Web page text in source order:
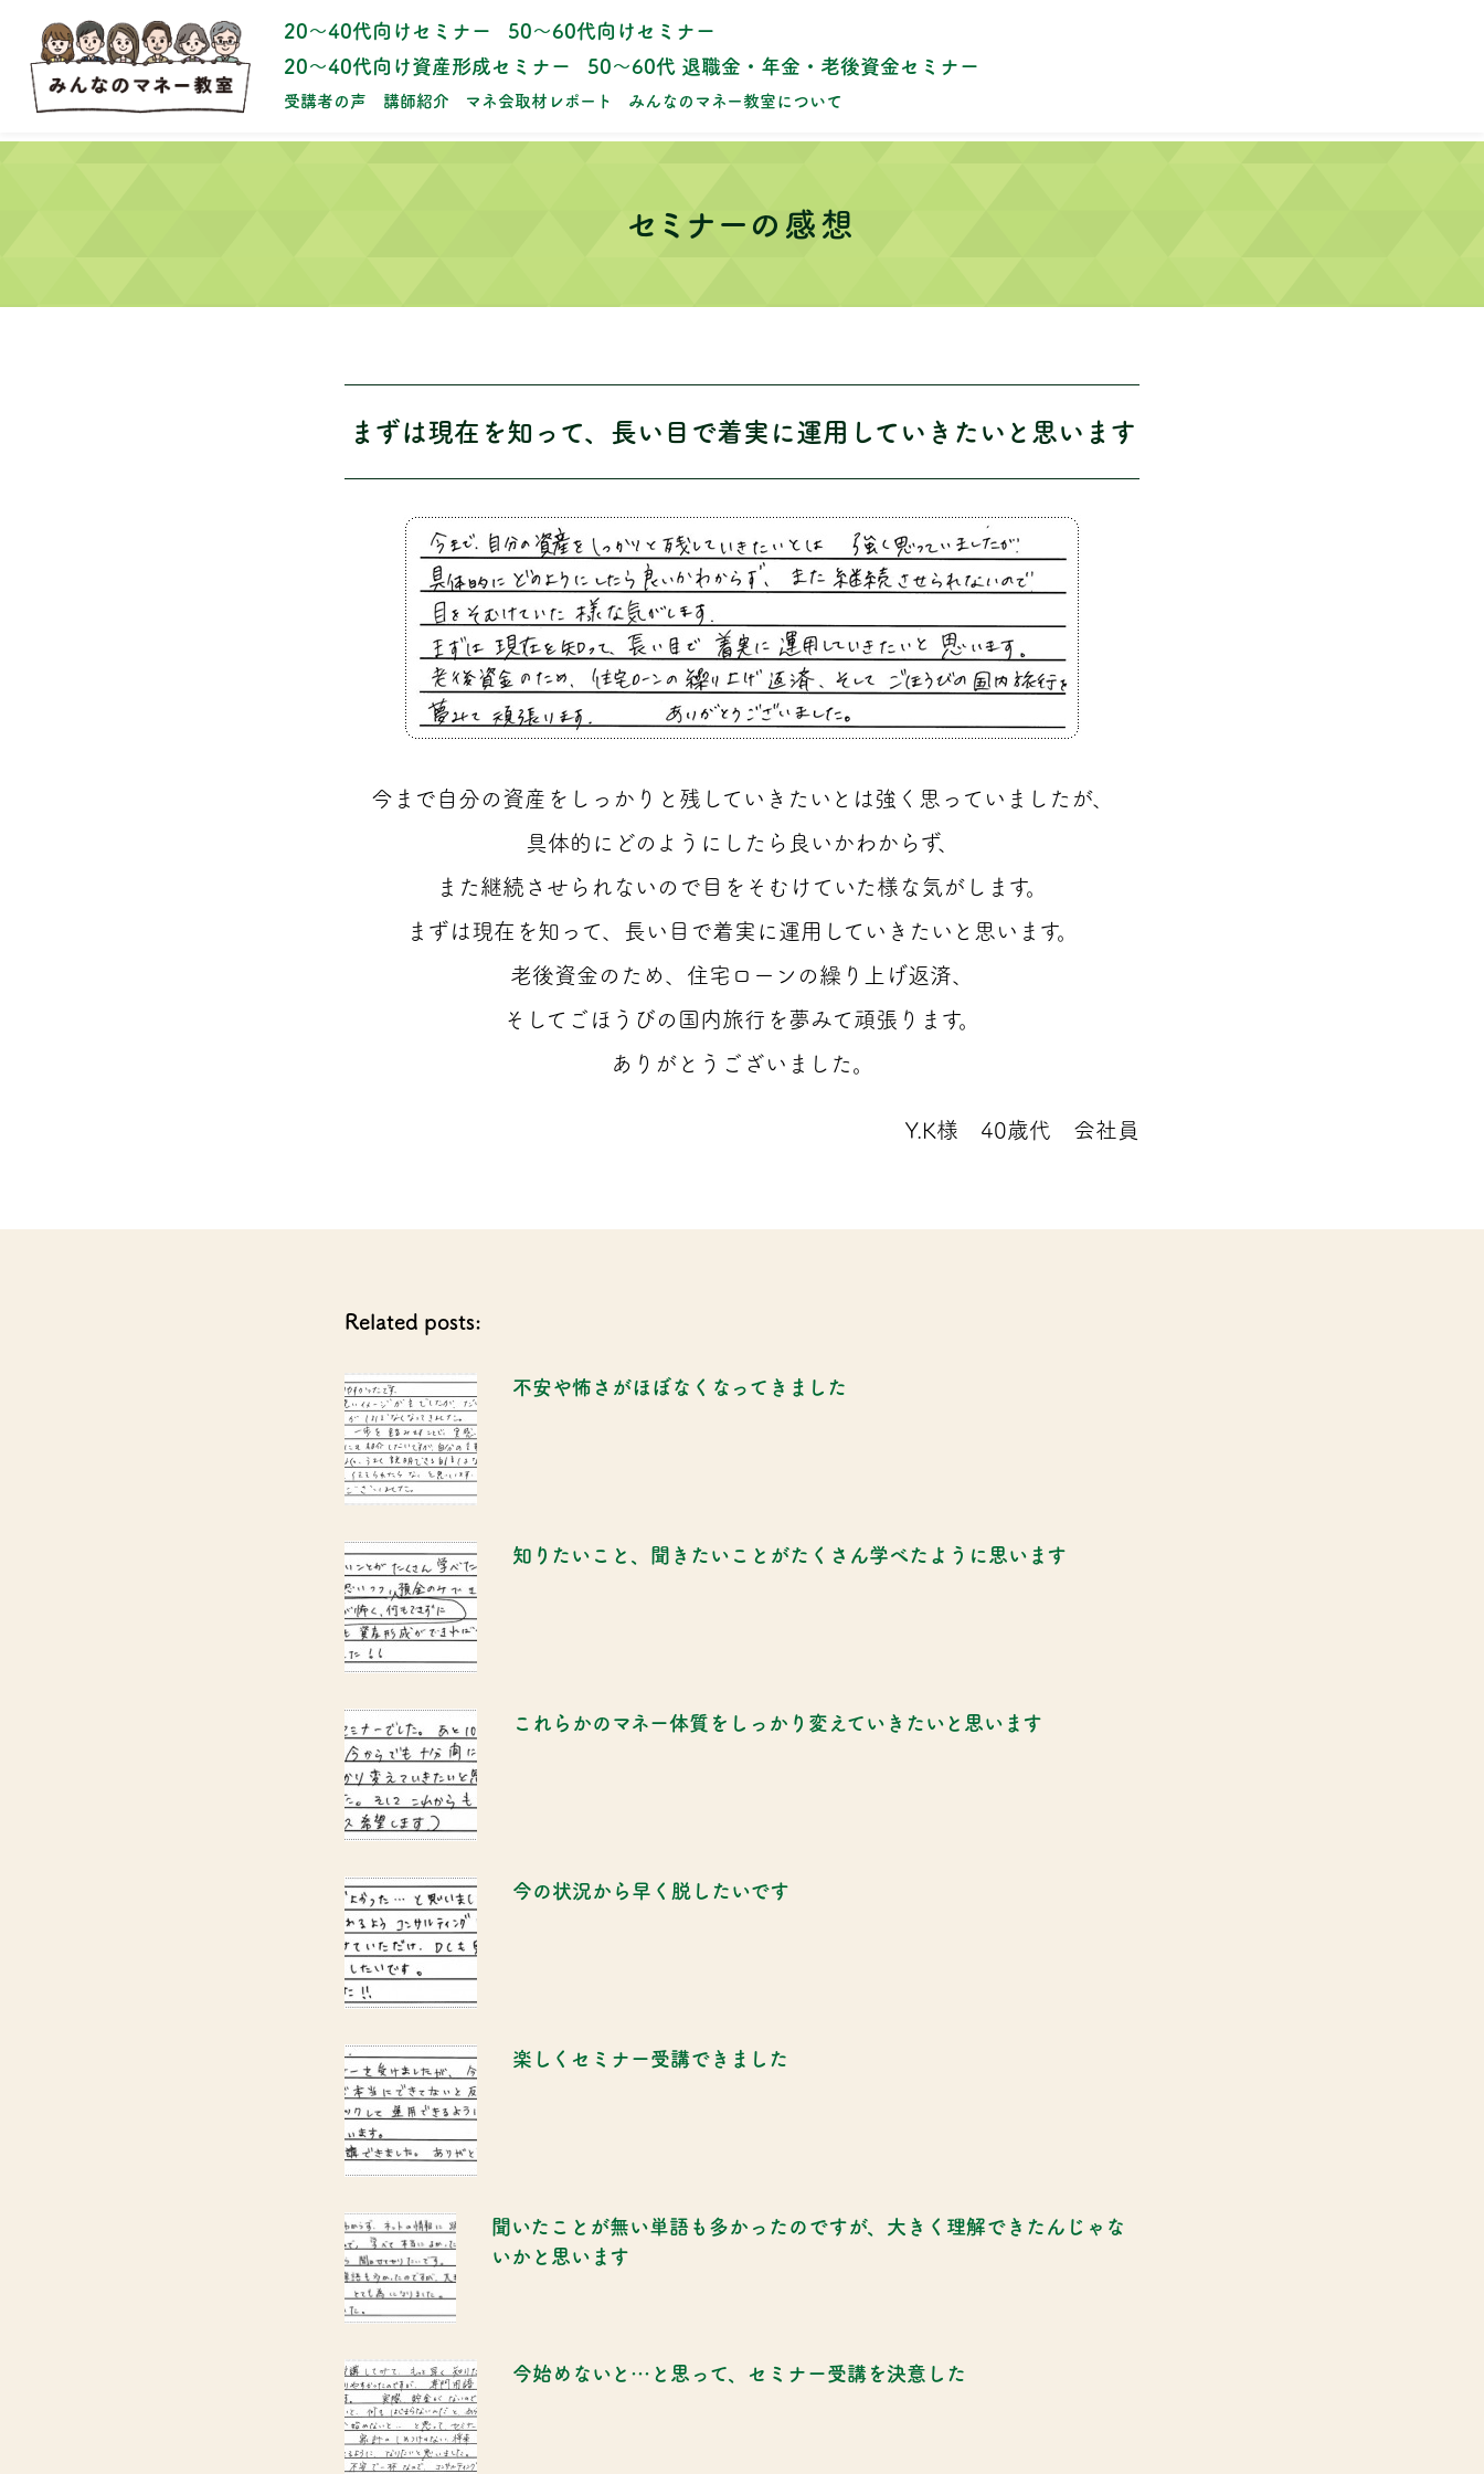
20～40代向けセミナー
50～60代向けセミナー
20～40代向け資産形成セミナー
50～60代 退職金・年金・老後資金セミナー
受講者の声 講師紹介 マネ会取材レポート みんなのマネー教室について
セミナーの感想
まずは現在を知って、長い目で着実に運用していきたいと思います
今まで自分の資産をしっかりと残していきたいとは強く思っていましたが、
具体的にどのようにしたら良いかわからず、
また継続させられないので目をそむけていた様な気がします。
まずは現在を知って、長い目で着実に運用していきたいと思います。
老後資金のため、住宅ローンの繰り上げ返済、
そしてごほうびの国内旅行を夢みて頑張ります。
ありがとうございました。
Y.K様 40歳代 会社員
Related posts:
不安や怖さがほぼなくなってきました
知りたいこと、聞きたいことがたくさん学べたように思います
これらかのマネー体質をしっかり変えていきたいと思います
今の状況から早く脱したいです
楽しくセミナー受講できました
聞いたことが無い単語も多かったのですが、大きく理解できたんじゃな
いかと思います
今始めないと…と思って、セミナー受講を決意した